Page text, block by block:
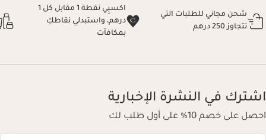
شحن مجاني للطلبات التي
تتجاوز 250 درهم
اكسبِي نقطة 1 مقابل كل 1
درهم، واستبدلي نقاطكِ
بمكافآت
اشترك في النشرة الإخبارية
احصل على خصم 10% على أول طلب لك